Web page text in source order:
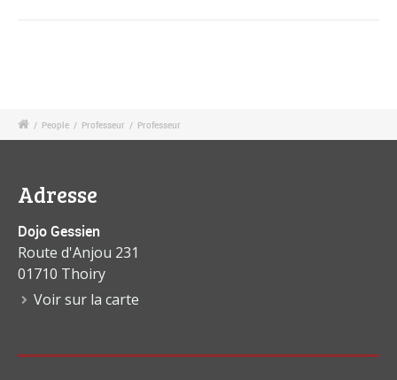
/ People / Professeur / Professeur
Adresse
Dojo Gessien
Route d'Anjou 231
01710 Thoiry
Voir sur la carte